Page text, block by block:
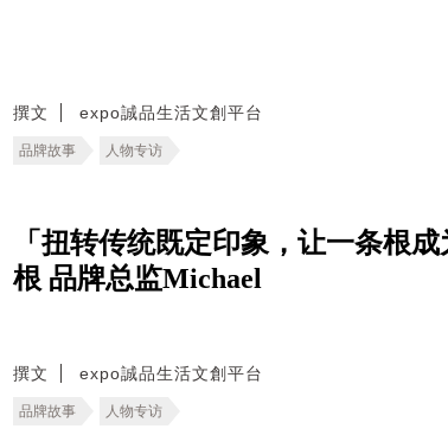
撰文 expo誠品生活文創平台
品牌故事 人物专访
「扭转传统既定印象，让一条根
根 品牌总监Michael
撰文 expo誠品生活文創平台
品牌故事 人物专访